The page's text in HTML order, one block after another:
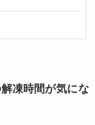
ッ君」に関するよく